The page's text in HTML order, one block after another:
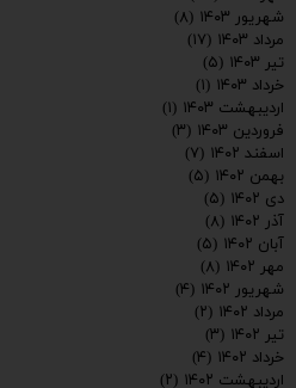
ارسال
شهریور ۱۴۰۳
(۸)
مرداد ۱۴۰۳
(۱۷)
تیر ۱۴۰۳
(۵)
خرداد ۱۴۰۳
(۱)
اردیبهشت ۱۴۰۳
(۱)
فروردین ۱۴۰۳
(۳)
اسفند ۱۴۰۲
(۷)
بهمن ۱۴۰۲
(۵)
دی ۱۴۰۲
(۵)
آذر ۱۴۰۲
(۸)
آبان ۱۴۰۲
(۵)
مهر ۱۴۰۲
(۸)
شهریور ۱۴۰۲
(۴)
مرداد ۱۴۰۲
(۲)
تیر ۱۴۰۲
(۳)
خرداد ۱۴۰۲
(۴)
اردیبهشت ۱۴۰۲
(۲)